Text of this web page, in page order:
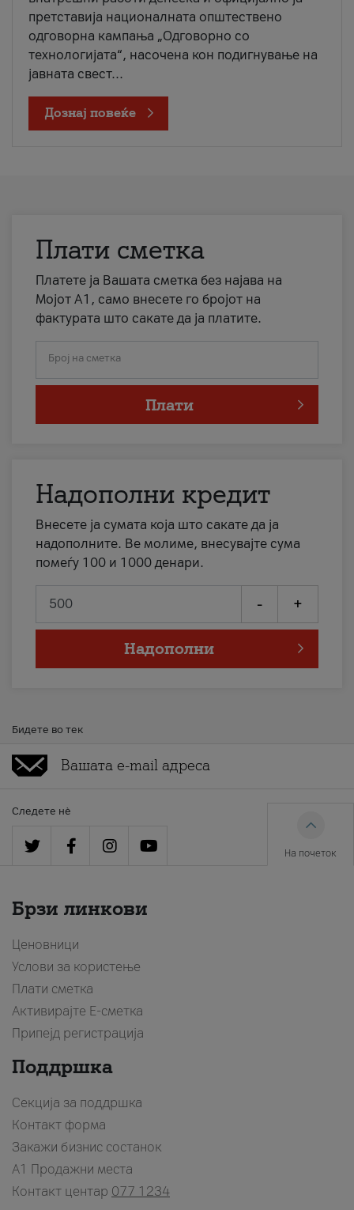
претставија националната општествено
одговорна кампања „Одговорно со
технологијата“, насочена кон подигнување на
јавната свест...
Дознај повеќе
Плати сметка
Платете ја Вашата сметка без најава на
Мојот А1, само внесете го бројот на
фактурата што сакате да ја платите.
Број на сметка
Плати
Надополни кредит
Внесете ја сумата која што сакате да ја
надополните. Ве молиме, внесувајте сума
помеѓу 100 и 1000 денари.
- +
Надополни
Бидете во тек
Следете нè
На почеток
Брзи линкови
Ценовници
Услови за користење
Плати сметка
Активирајте Е-сметка
Припејд регистрација
Поддршка
Секција за поддршка
Контакт форма
Закажи бизнис состанок
A1 Продажни места
Контакт центар 077 1234